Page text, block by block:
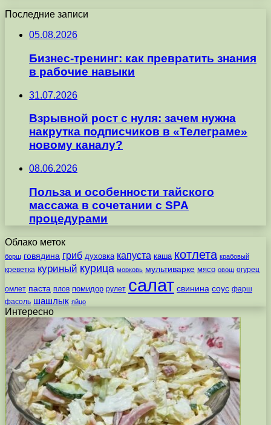
Последние записи
05.08.2026
Бизнес-тренинг: как превратить знания
в рабочие навыки
31.07.2026
Взрывной рост с нуля: зачем нужна
накрутка подписчиков в «Телеграме»
новому каналу?
08.06.2026
Польза и особенности тайского
массажа в сочетании с SPA
процедурами
Облако меток
борщ говядина гриб духовка капуста каша котлета крабовый
креветка куриный курица морковь мультиварке мясо овощ огурец
омлет паста плов помидор рулет салат свинина соус фарш
фасоль шашлык яйцо
Интересно